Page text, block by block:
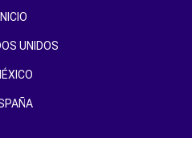
INICIO
UNIDOS